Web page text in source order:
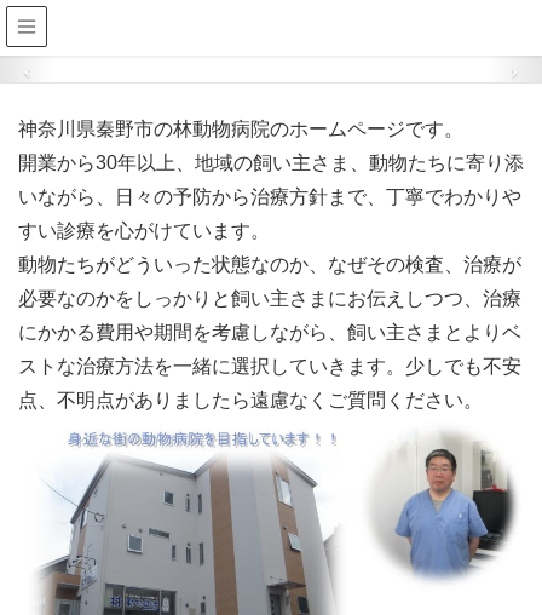
神奈川県秦野市の林動物病院のホームページです。
開業から30年以上、地域の飼い主さま、動物たちに寄り添
いながら、日々の予防から治療方針まで、丁寧でわかりや
すい診療を心がけています。
動物たちがどういった状態なのか、なぜその検査、治療が
必要なのかをしっかりと飼い主さまにお伝えしつつ、治療
にかかる費用や期間を考慮しながら、飼い主さまとよりベ
ストな治療方法を一緒に選択していきます。少しでも不安
点、不明点がありましたら遠慮なくご質問ください。